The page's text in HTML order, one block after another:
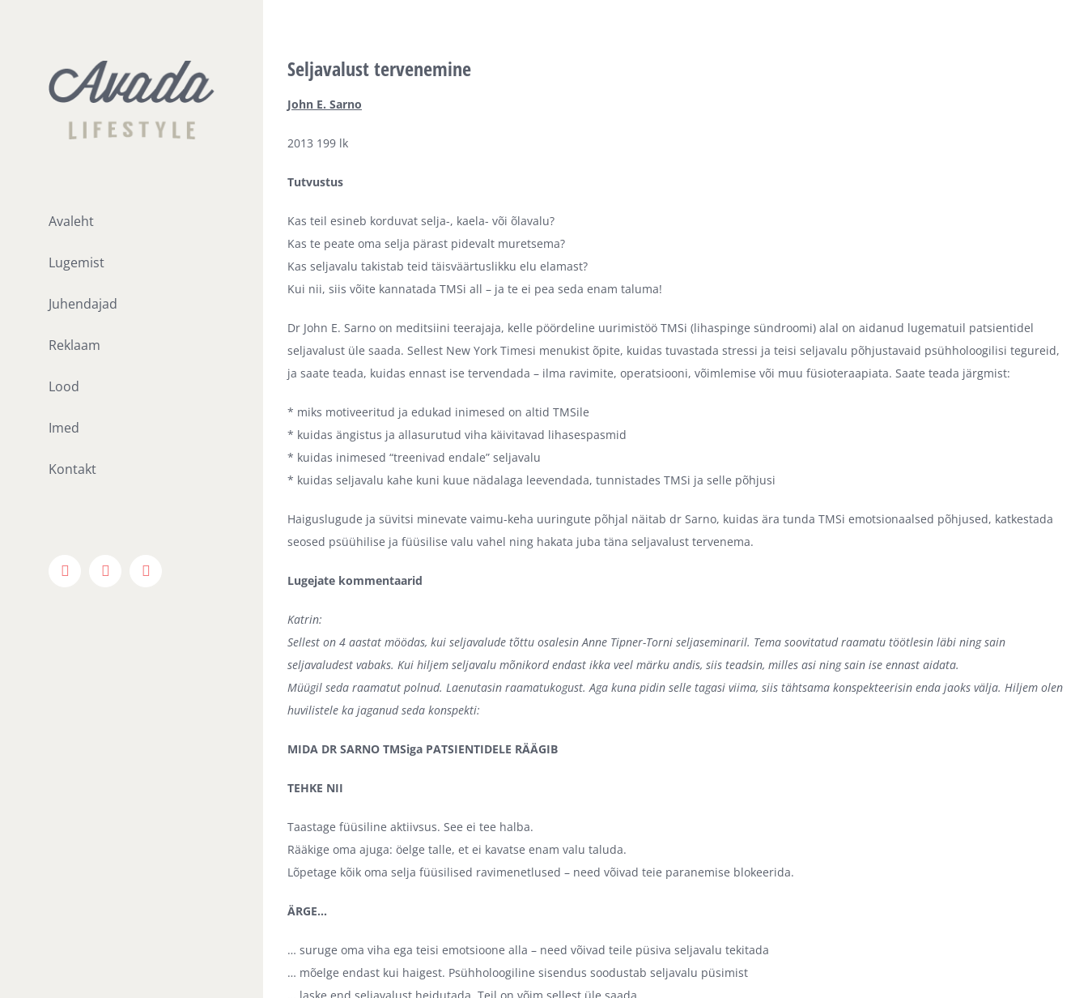
Avaleht
Lugemist
Juhendajad
Reklaam
Lood
Imed
Kontakt
Facebook
X Instagram
Seljavalust tervenemine
John E. Sarno
2013 199 lk
Tutvustus
Kas teil esineb korduvat selja-, kaela- või õlavalu?
Kas te peate oma selja pärast pidevalt muretsema?
Kas seljavalu takistab teid täisväärtuslikku elu elamast?
Kui nii, siis võite kannatada TMSi all – ja te ei pea seda enam taluma!
Dr John E. Sarno on meditsiini teerajaja, kelle pöördeline uurimistöö TMSi (lihaspinge sündroomi) alal on aidanud lugematuil patsientidel
seljavalust üle saada. Sellest New York Timesi menukist õpite, kuidas tuvastada stressi ja teisi seljavalu põhjustavaid psühholoogilisi tegureid,
ja saate teada, kuidas ennast ise tervendada – ilma ravimite, operatsiooni, võimlemise või muu füsioteraapiata. Saate teada järgmist:
* miks motiveeritud ja edukad inimesed on altid TMSile
* kuidas ängistus ja allasurutud viha käivitavad lihasespasmid
* kuidas inimesed “treenivad endale” seljavalu
* kuidas seljavalu kahe kuni kuue nädalaga leevendada, tunnistades TMSi ja selle põhjusi
Haiguslugude ja süvitsi minevate vaimu-keha uuringute põhjal näitab dr Sarno, kuidas ära tunda TMSi emotsionaalsed põhjused, katkestada
seosed psüühilise ja füüsilise valu vahel ning hakata juba täna seljavalust tervenema.
Lugejate kommentaarid
Katrin:
Sellest on 4 aastat möödas, kui seljavalude tõttu osalesin Anne Tipner-Torni seljaseminaril. Tema soovitatud raamatu töötlesin läbi ning sain
seljavaludest vabaks. Kui hiljem seljavalu mõnikord endast ikka veel märku andis, siis teadsin, milles asi ning sain ise ennast aidata.
Müügil seda raamatut polnud. Laenutasin raamatukogust. Aga kuna pidin selle tagasi viima, siis tähtsama konspekteerisin enda jaoks välja. Hiljem olen
huvilistele ka jaganud seda konspekti:
MIDA DR SARNO TMSiga PATSIENTIDELE RÄÄGIB
TEHKE NII
Taastage füüsiline aktiivsus. See ei tee halba.
Rääkige oma ajuga: öelge talle, et ei kavatse enam valu taluda.
Lõpetage kõik oma selja füüsilised ravimenetlused – need võivad teie paranemise blokeerida.
ÄRGE…
… suruge oma viha ega teisi emotsioone alla – need võivad teile püsiva seljavalu tekitada
… mõelge endast kui haigest. Psühholoogiline sisendus soodustab seljavalu püsimist